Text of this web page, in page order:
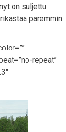
on suljettu
paremmin
repeat”